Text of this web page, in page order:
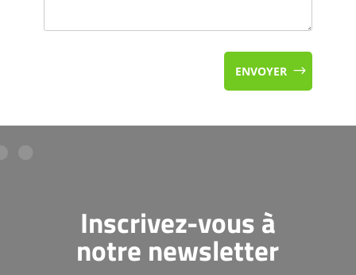
ENVOYER
Inscrivez-vous à
notre newsletter